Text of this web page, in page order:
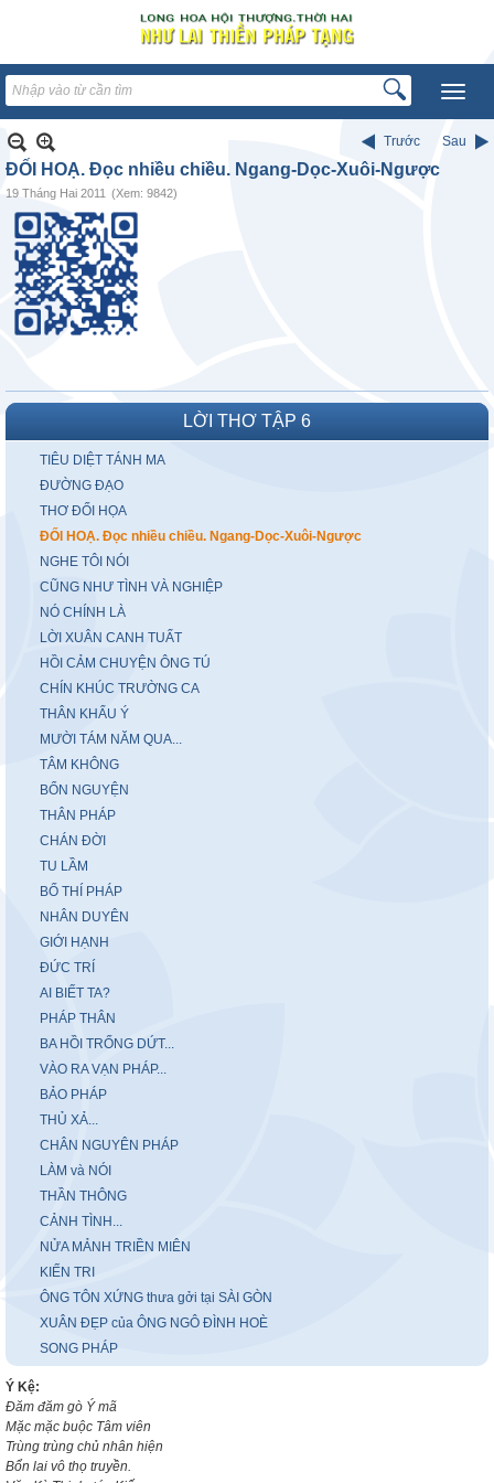
Trước Sau
ĐỐI HOẠ. Đọc nhiều chiều. Ngang-Dọc-Xuôi-Ngược
19 Tháng Hai 2011 (Xem: 9842)
LỜI THƠ TẬP 6
TIÊU DIỆT TÁNH MA
ĐƯỜNG ĐẠO
THƠ ĐỐI HỌA
ĐỐI HOẠ. Đọc nhiều chiều. Ngang-Dọc-Xuôi-Ngược
NGHE TÔI NÓI
CŨNG NHƯ TÌNH VÀ NGHIỆP
NÓ CHÍNH LÀ
LỜI XUÂN CANH TUẤT
HỒI CẢM CHUYỆN ÔNG TÚ
CHÍN KHÚC TRƯỜNG CA
THÂN KHẨU Ý
MƯỜI TÁM NĂM QUA...
TÂM KHÔNG
BỔN NGUYỆN
THÂN PHÁP
CHÁN ĐỜI
TU LẦM
BỐ THÍ PHÁP
NHÂN DUYÊN
GIỚI HẠNH
ĐỨC TRÍ
AI BIẾT TA?
PHÁP THÂN
BA HỒI TRỐNG DỨT...
VÀO RA VẠN PHÁP...
BẢO PHÁP
THỦ XẢ...
CHÂN NGUYÊN PHÁP
LÀM và NÓI
THẦN THÔNG
CẢNH TÌNH...
NỬA MẢNH TRIỀN MIÊN
KIẾN TRI
ÔNG TÔN XỨNG thưa gởi tại SÀI GÒN
XUÂN ĐẸP của ÔNG NGÔ ĐÌNH HOÈ
SONG PHÁP
Ý Kệ:
Đăm đăm gò Ý mã
Mặc mặc buộc Tâm viên
Trùng trùng chủ nhân hiện
Bổn lai vô thọ truyền.